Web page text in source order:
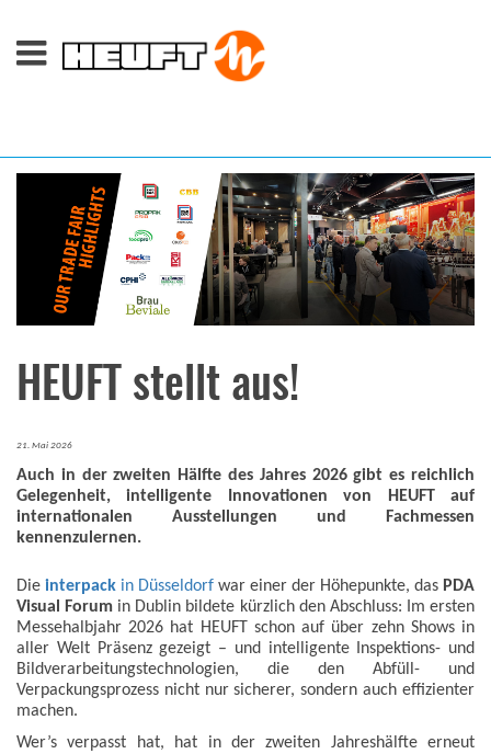
HEUFT stellt aus!
21. Mai 2026
Auch in der zweiten Hälfte des Jahres 2026 gibt es reichlich
Gelegenheit, intelligente Innovationen von HEUFT auf
internationalen Ausstellungen und Fachmessen
kennenzulernen.
Die interpack in Düsseldorf war einer der Höhepunkte, das PDA
Visual Forum in Dublin bildete kürzlich den Abschluss: Im ersten
Messehalbjahr 2026 hat HEUFT schon auf über zehn Shows in
aller Welt Präsenz gezeigt – und intelligente Inspektions- und
Bildverarbeitungstechnologien, die den Abfüll- und
Verpackungsprozess nicht nur sicherer, sondern auch effizienter
machen.
Wer’s verpasst hat, hat in der zweiten Jahreshälfte erneut